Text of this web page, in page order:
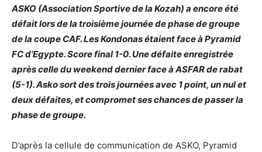
ASKO (Association Sportive de la Kozah) a encore été
défait lors de la troisième journée de phase de groupe
de la coupe CAF. Les Kondonas étaient face à Pyramid
FC d’Egypte. Score final 1-0. Une défaite enregistrée
après celle du weekend dernier face à ASFAR de rabat
(5-1). Asko sort des trois journées avec 1 point, un nul et
deux défaites, et compromet ses chances de passer la
phase de groupe.
D’après la cellule de communication de ASKO, Pyramid